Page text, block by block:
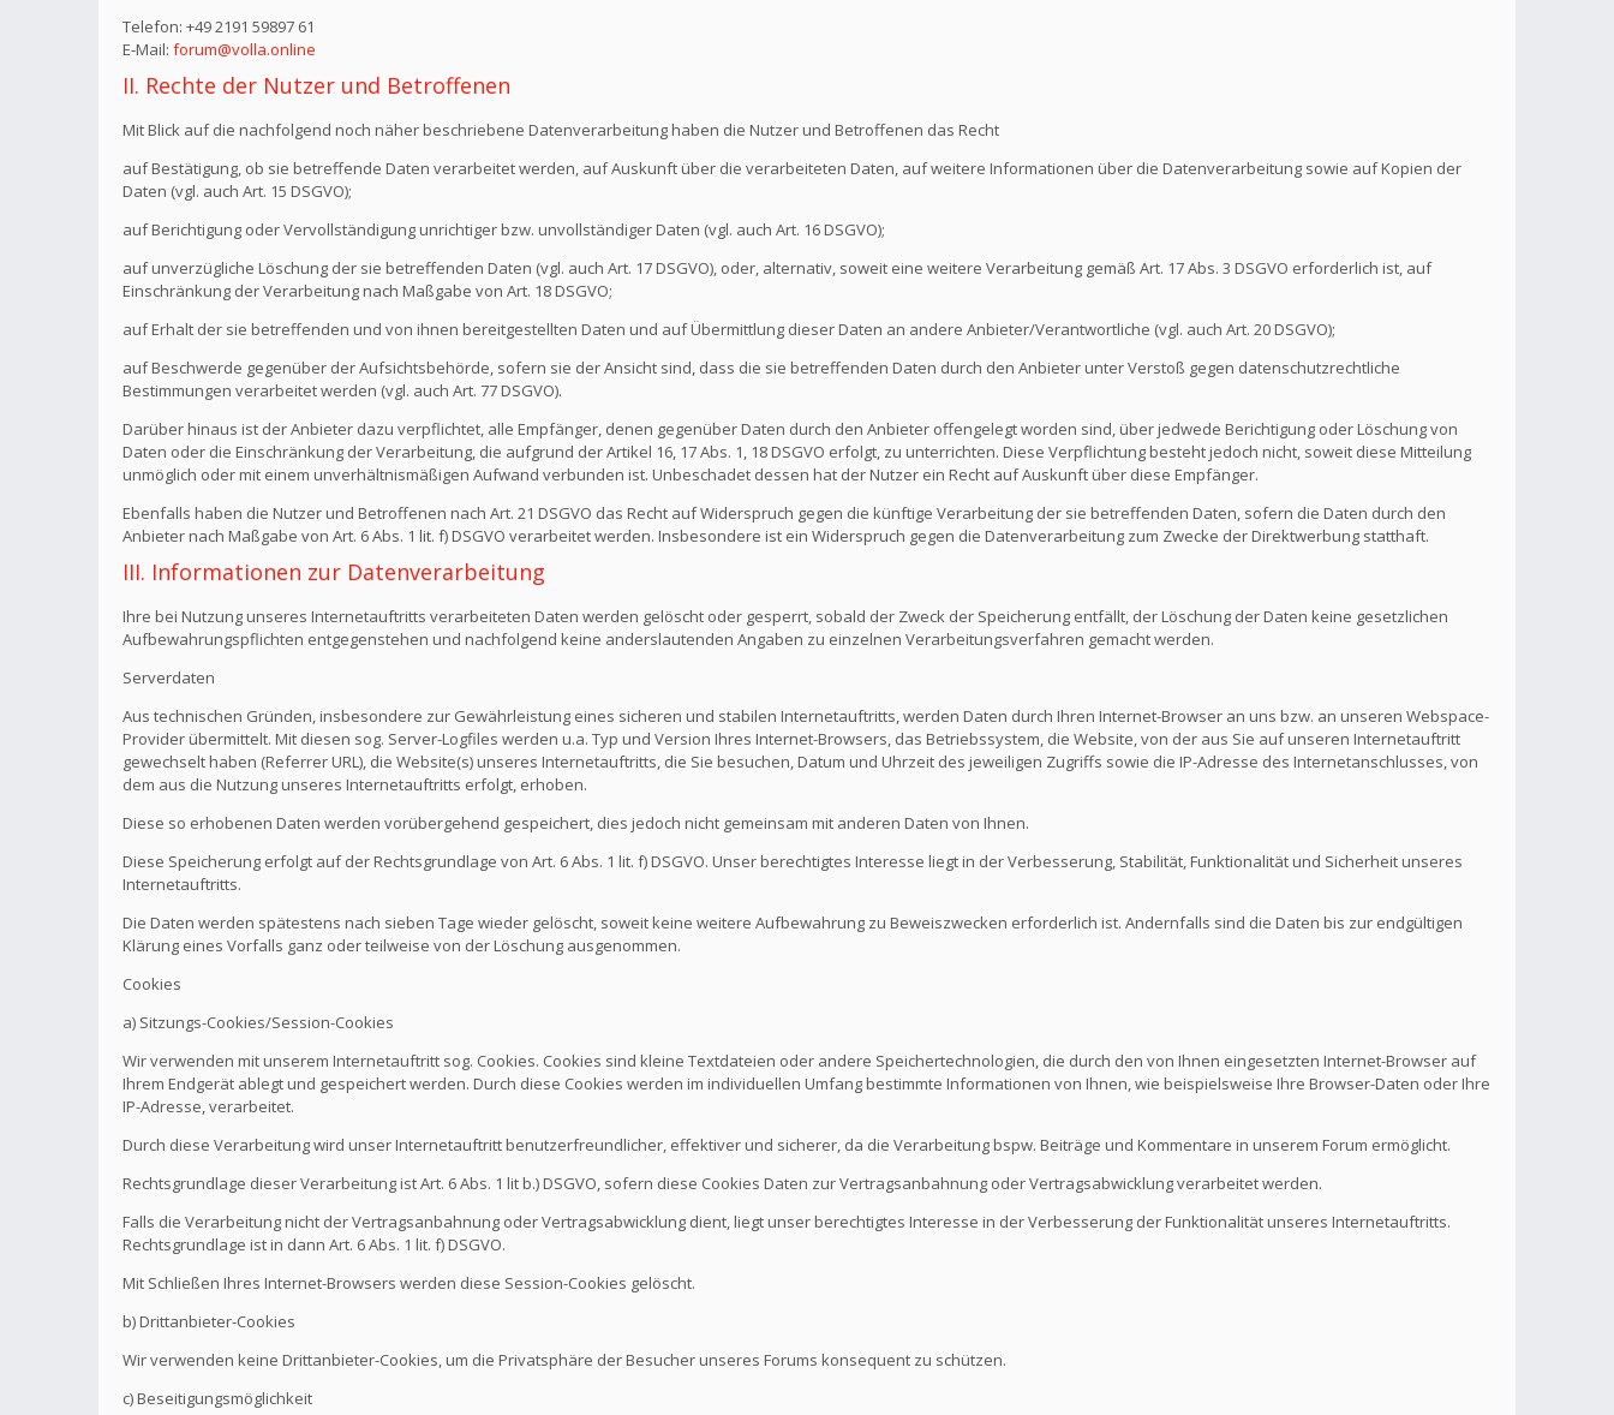
Telefon: +49 2191 59897 61
E-Mail: forum@volla.online
II. Rechte der Nutzer und Betroffenen
Mit Blick auf die nachfolgend noch näher beschriebene Datenverarbeitung haben die Nutzer und Betroffenen das Recht
auf Bestätigung, ob sie betreffende Daten verarbeitet werden, auf Auskunft über die verarbeiteten Daten, auf weitere Informationen über die Datenverarbeitung sowie auf Kopien der
Daten (vgl. auch Art. 15 DSGVO);
auf Berichtigung oder Vervollständigung unrichtiger bzw. unvollständiger Daten (vgl. auch Art. 16 DSGVO);
auf unverzügliche Löschung der sie betreffenden Daten (vgl. auch Art. 17 DSGVO), oder, alternativ, soweit eine weitere Verarbeitung gemäß Art. 17 Abs. 3 DSGVO erforderlich ist, auf
Einschränkung der Verarbeitung nach Maßgabe von Art. 18 DSGVO;
auf Erhalt der sie betreffenden und von ihnen bereitgestellten Daten und auf Übermittlung dieser Daten an andere Anbieter/Verantwortliche (vgl. auch Art. 20 DSGVO);
auf Beschwerde gegenüber der Aufsichtsbehörde, sofern sie der Ansicht sind, dass die sie betreffenden Daten durch den Anbieter unter Verstoß gegen datenschutzrechtliche
Bestimmungen verarbeitet werden (vgl. auch Art. 77 DSGVO).
Darüber hinaus ist der Anbieter dazu verpflichtet, alle Empfänger, denen gegenüber Daten durch den Anbieter offengelegt worden sind, über jedwede Berichtigung oder Löschung von
Daten oder die Einschränkung der Verarbeitung, die aufgrund der Artikel 16, 17 Abs. 1, 18 DSGVO erfolgt, zu unterrichten. Diese Verpflichtung besteht jedoch nicht, soweit diese Mitteilung
unmöglich oder mit einem unverhältnismäßigen Aufwand verbunden ist. Unbeschadet dessen hat der Nutzer ein Recht auf Auskunft über diese Empfänger.
Ebenfalls haben die Nutzer und Betroffenen nach Art. 21 DSGVO das Recht auf Widerspruch gegen die künftige Verarbeitung der sie betreffenden Daten, sofern die Daten durch den
Anbieter nach Maßgabe von Art. 6 Abs. 1 lit. f) DSGVO verarbeitet werden. Insbesondere ist ein Widerspruch gegen die Datenverarbeitung zum Zwecke der Direktwerbung statthaft.
III. Informationen zur Datenverarbeitung
Ihre bei Nutzung unseres Internetauftritts verarbeiteten Daten werden gelöscht oder gesperrt, sobald der Zweck der Speicherung entfällt, der Löschung der Daten keine gesetzlichen
Aufbewahrungspflichten entgegenstehen und nachfolgend keine anderslautenden Angaben zu einzelnen Verarbeitungsverfahren gemacht werden.
Serverdaten
Aus technischen Gründen, insbesondere zur Gewährleistung eines sicheren und stabilen Internetauftritts, werden Daten durch Ihren Internet-Browser an uns bzw. an unseren Webspace-
Provider übermittelt. Mit diesen sog. Server-Logfiles werden u.a. Typ und Version Ihres Internet-Browsers, das Betriebssystem, die Website, von der aus Sie auf unseren Internetauftritt
gewechselt haben (Referrer URL), die Website(s) unseres Internetauftritts, die Sie besuchen, Datum und Uhrzeit des jeweiligen Zugriffs sowie die IP-Adresse des Internetanschlusses, von
dem aus die Nutzung unseres Internetauftritts erfolgt, erhoben.
Diese so erhobenen Daten werden vorübergehend gespeichert, dies jedoch nicht gemeinsam mit anderen Daten von Ihnen.
Diese Speicherung erfolgt auf der Rechtsgrundlage von Art. 6 Abs. 1 lit. f) DSGVO. Unser berechtigtes Interesse liegt in der Verbesserung, Stabilität, Funktionalität und Sicherheit unseres
Internetauftritts.
Die Daten werden spätestens nach sieben Tage wieder gelöscht, soweit keine weitere Aufbewahrung zu Beweiszwecken erforderlich ist. Andernfalls sind die Daten bis zur endgültigen
Klärung eines Vorfalls ganz oder teilweise von der Löschung ausgenommen.
Cookies
a) Sitzungs-Cookies/Session-Cookies
Wir verwenden mit unserem Internetauftritt sog. Cookies. Cookies sind kleine Textdateien oder andere Speichertechnologien, die durch den von Ihnen eingesetzten Internet-Browser auf
Ihrem Endgerät ablegt und gespeichert werden. Durch diese Cookies werden im individuellen Umfang bestimmte Informationen von Ihnen, wie beispielsweise Ihre Browser-Daten oder Ihre
IP-Adresse, verarbeitet.
Durch diese Verarbeitung wird unser Internetauftritt benutzerfreundlicher, effektiver und sicherer, da die Verarbeitung bspw. Beiträge und Kommentare in unserem Forum ermöglicht.
Rechtsgrundlage dieser Verarbeitung ist Art. 6 Abs. 1 lit b.) DSGVO, sofern diese Cookies Daten zur Vertragsanbahnung oder Vertragsabwicklung verarbeitet werden.
Falls die Verarbeitung nicht der Vertragsanbahnung oder Vertragsabwicklung dient, liegt unser berechtigtes Interesse in der Verbesserung der Funktionalität unseres Internetauftritts.
Rechtsgrundlage ist in dann Art. 6 Abs. 1 lit. f) DSGVO.
Mit Schließen Ihres Internet-Browsers werden diese Session-Cookies gelöscht.
b) Drittanbieter-Cookies
Wir verwenden keine Drittanbieter-Cookies, um die Privatsphäre der Besucher unseres Forums konsequent zu schützen.
c) Beseitigungsmöglichkeit